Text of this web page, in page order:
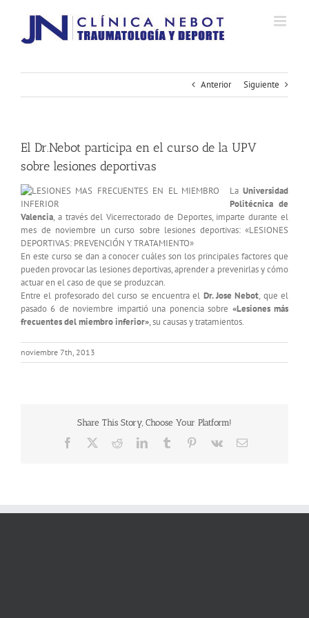
Anterior Siguiente
El Dr.Nebot participa en el curso de la UPV
sobre lesiones deportivas
La Universidad
Politécnica de
Valencia, a través del Vicerrectorado de Deportes, imparte durante el
mes de noviembre un curso sobre lesiones deportivas: «LESIONES
DEPORTIVAS: PREVENCIÓN Y TRATAMIENTO»
En este curso se dan a conocer cuáles son los principales factores que
pueden provocar las lesiones deportivas, aprender a prevenirlas y cómo
actuar en el caso de que se produzcan.
Entre el profesorado del curso se encuentra el Dr. Jose Nebot, que el
pasado 6 de noviembre impartió una ponencia sobre «Lesiones más
frecuentes del miembro inferior», su causas y tratamientos.
noviembre 7th, 2013
Share This Story, Choose Your Platform!
Facebook RedditLinkedInTumblr Pinterest
Vk
Correo